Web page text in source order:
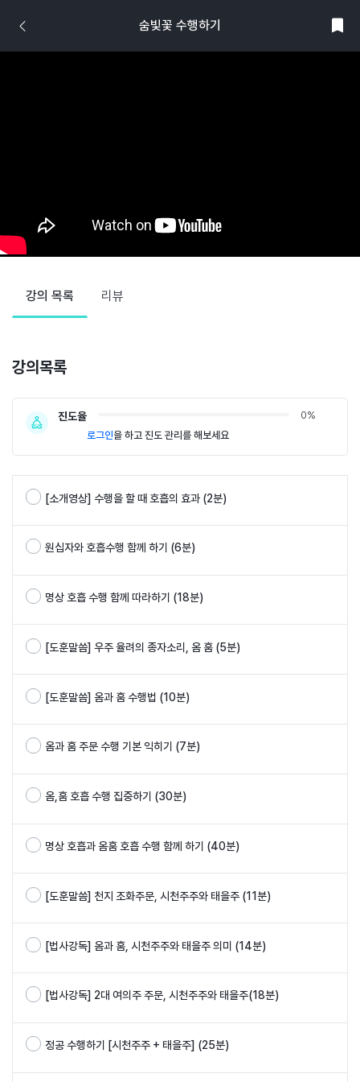
숨빛꽃 수행하기
강의 목록 리뷰
강의목록
진도율
0%
로그인을 하고 진도 관리를 해보세요
[소개영상] 수행을 할 때 호흡의 효과 (2분)
원십자와 호흡수행 함께 하기 (6분)
명상 호흡 수행 함께 따라하기 (18분)
[도훈말씀] 우주 율려의 종자소리, 옴 훔 (5분)
[도훈말씀] 옴과 훔 수행법 (10분)
옴과 훔 주문 수행 기본 익히기 (7분)
옴,훔 호흡 수행 집중하기 (30분)
명상 호흡과 옴훔 호흡 수행 함께 하기 (40분)
[도훈말씀] 천지 조화주문, 시천주주와 태을주 (11분)
[법사강독] 옴과 훔, 시천주주와 태을주 의미 (14분)
[법사강독] 2대 여의주 주문, 시천주주와 태을주(18분)
정공 수행하기 [시천주주 + 태을주] (25분)